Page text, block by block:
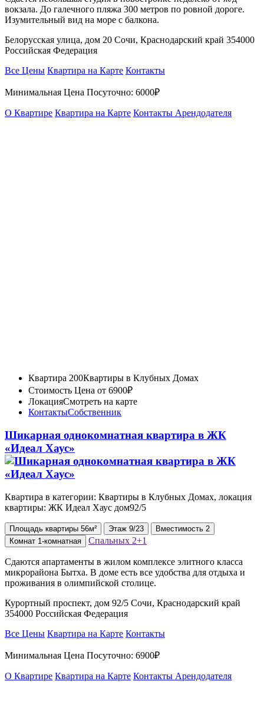
вокзала. До галечного пляжа 300 метров по ровной дороге.
Изумительный вид на море с балкона.
Белорусская улица, дом 20 Сочи, Краснодарский край 354000
Российская Федерация
Все Цены Квартира на Карте Контакты
Минимальная Цена Посуточно: 6000₽
О Квартире Квартира на Карте Контакты Арендодателя
Квартира 200Квартиры в Клубных Домах
Стоимость Цена от 6900₽
ЛокацияСмотреть на карте
КонтактыСобственник
Шикарная однокомнатная квартира в ЖК
«Идеал Хаус»
Квартира в категории: Квартиры в Клубных Домах, локация
квартиры: ЖК Идеал Хаус дом92/5
Площадь квартиры 56м² Этаж 9/23 Вместимость 2
Комнат 1-комнатная Спальных 2+1
Сдаются апартаменты в жилом комплексе элитного класса
микрорайона Бытха. В доме есть все удобства для отдыха и
проживания в олимпийской столице.
Курортный проспект, дом 92/5 Сочи, Краснодарский край
354000 Российская Федерация
Все Цены Квартира на Карте Контакты
Минимальная Цена Посуточно: 6900₽
О Квартире Квартира на Карте Контакты Арендодателя